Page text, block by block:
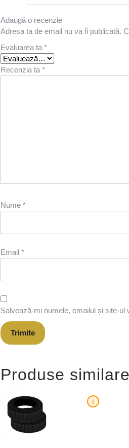
Adaugă o recenzie
Adresa ta de email nu va fi publicată.
Evaluarea ta *
Recenzia ta *
Nume *
Email *
Salvează-mi numele, emailul și site-
Produse similare
i